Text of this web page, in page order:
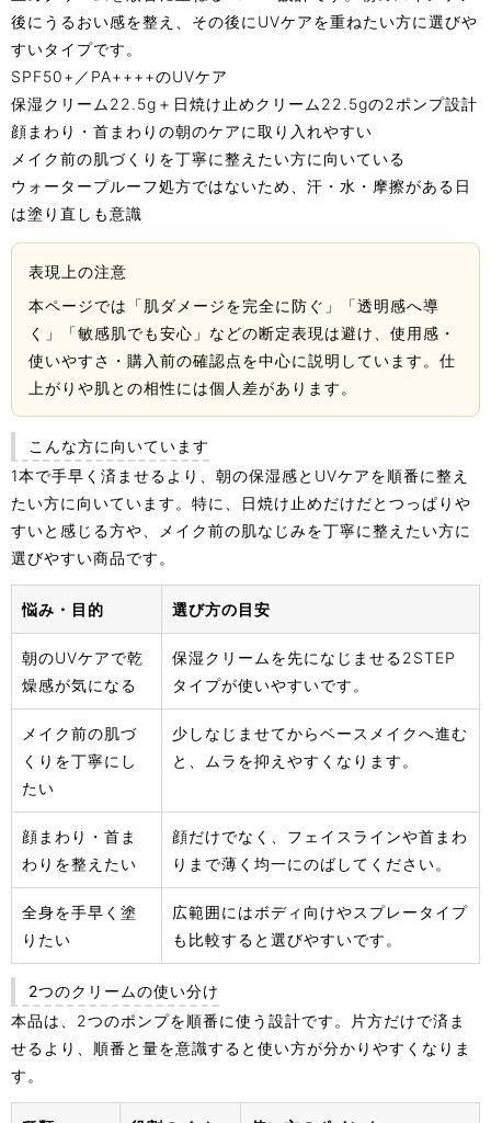
後にうるおい感を整え、その後にUVケアを重ねたい方に選びや
すいタイプです。
SPF50+／PA++++のUVケア
保湿クリーム22.5g＋日焼け止めクリーム22.5gの2ポンプ設計
顔まわり・首まわりの朝のケアに取り入れやすい
メイク前の肌づくりを丁寧に整えたい方に向いている
ウォータープルーフ処方ではないため、汗・水・摩擦がある日
は塗り直しも意識
表現上の注意
本ページでは「肌ダメージを完全に防ぐ」「透明感へ導
く」「敏感肌でも安心」などの断定表現は避け、使用感・
使いやすさ・購入前の確認点を中心に説明しています。仕
上がりや肌との相性には個人差があります。
こんな方に向いています
1本で手早く済ませるより、朝の保湿感とUVケアを順番に整え
たい方に向いています。特に、日焼け止めだけだとつっぱりや
すいと感じる方や、メイク前の肌なじみを丁寧に整えたい方に
選びやすい商品です。
悩み・目的 選び方の目安
朝のUVケアで乾
燥感が気になる
保湿クリームを先になじませる2STEP
タイプが使いやすいです。
メイク前の肌づ
くりを丁寧にし
たい
少しなじませてからベースメイクへ進む
と、ムラを抑えやすくなります。
顔まわり・首ま
わりを整えたい
顔だけでなく、フェイスラインや首まわ
りまで薄く均一にのばしてください。
全身を手早く塗
りたい
広範囲にはボディ向けやスプレータイプ
も比較すると選びやすいです。
2つのクリームの使い分け
本品は、2つのポンプを順番に使う設計です。片方だけで済ま
せるより、順番と量を意識すると使い方が分かりやすくなりま
す。